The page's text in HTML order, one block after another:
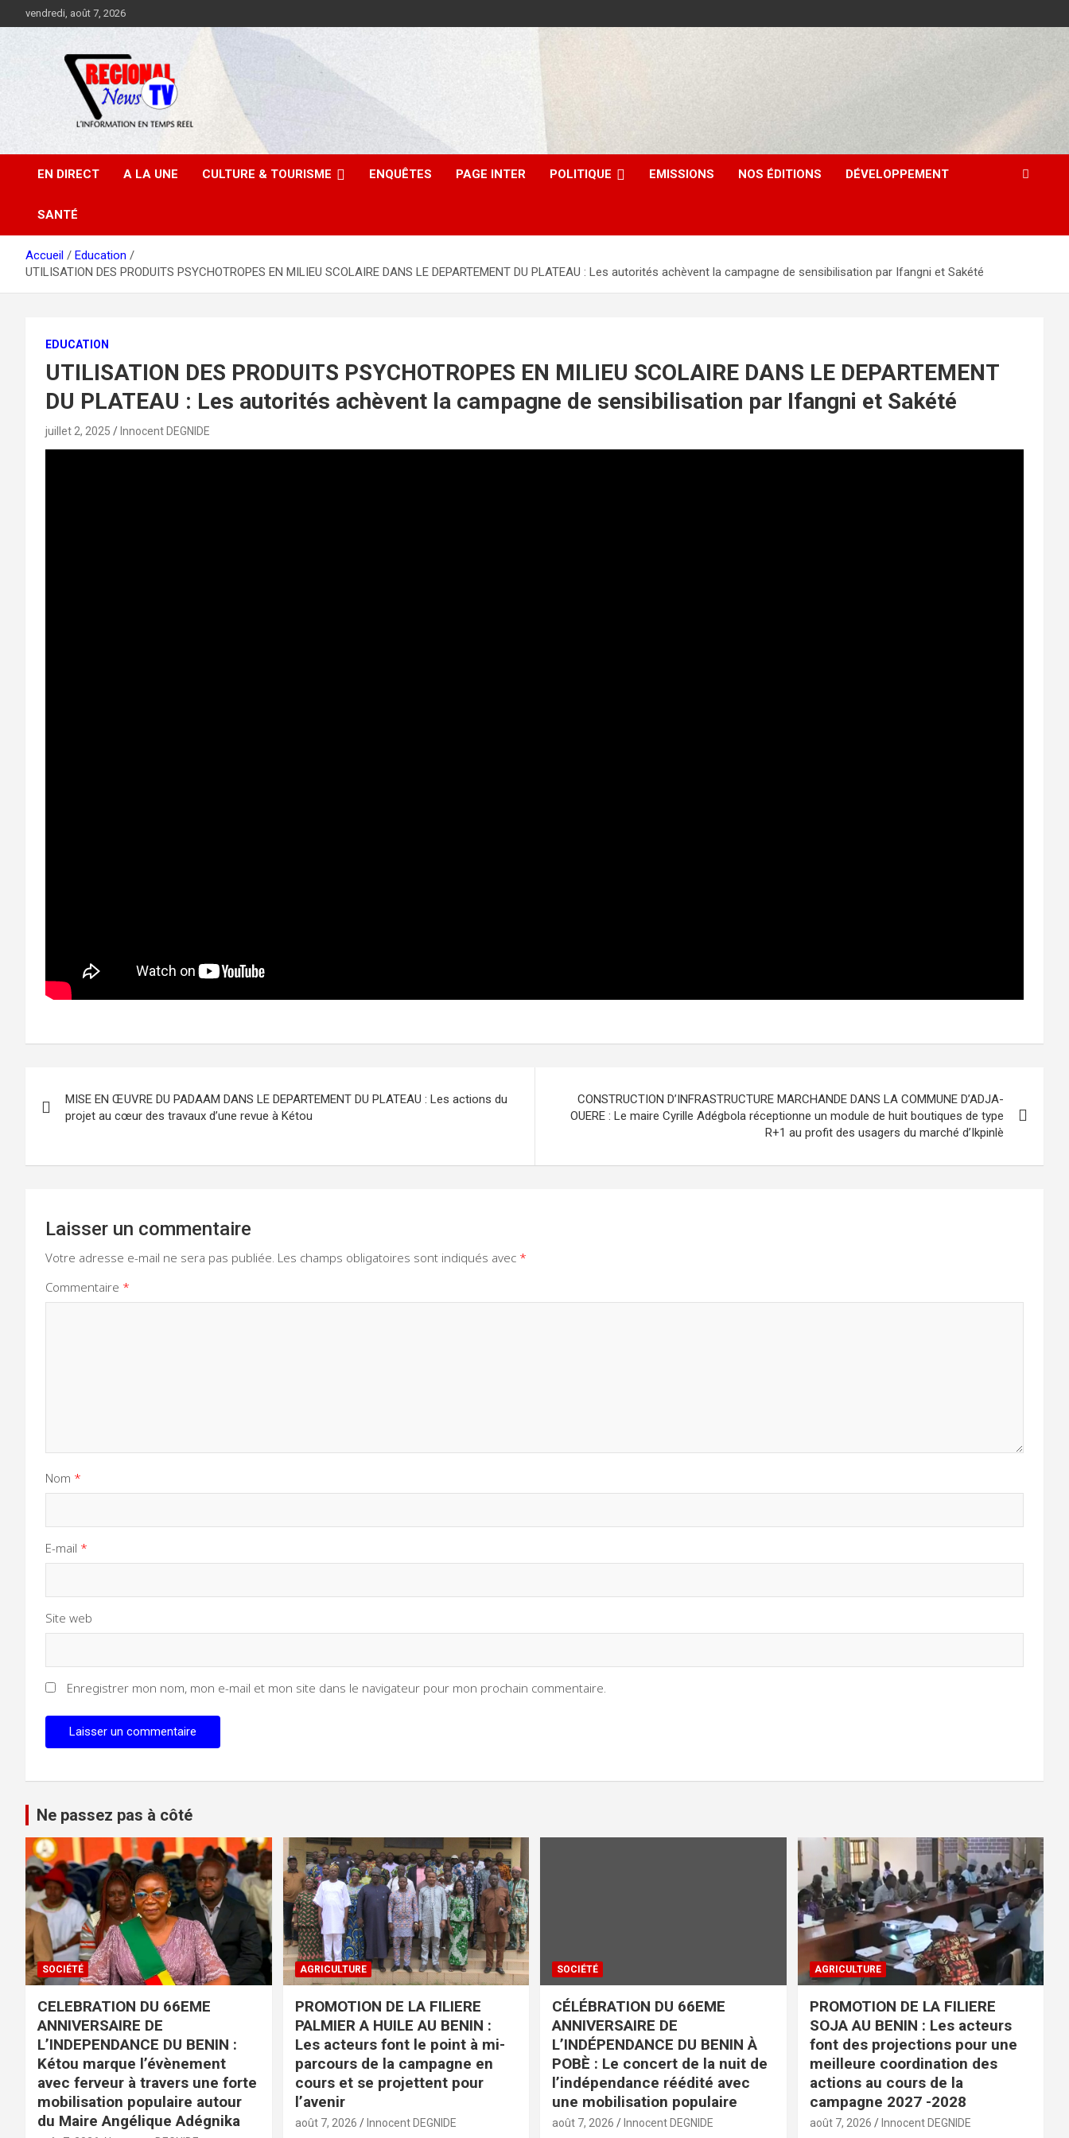
au
vendredi, août 7, 2026
EN DIRECT A LA UNE CULTURE & TOURISME ENQUÊTES PAGE INTER POLITIQUE EMISSIONS NOS ÉDITIONS DÉVELOPPEMENT
SANTÉ
Accueil
Education
UTILISATION DES PRODUITS PSYCHOTROPES EN MILIEU SCOLAIRE DANS LE DEPARTEMENT DU PLATEAU : Les autorités achèvent la campagne de sensibilisation par Ifangni et Sakété
EDUCATION
UTILISATION DES PRODUITS PSYCHOTROPES EN MILIEU SCOLAIRE DANS LE DEPARTEMENT
DU PLATEAU : Les autorités achèvent la campagne de sensibilisation par Ifangni et Sakété
juillet 2, 2025 Innocent DEGNIDE
de
MISE EN ŒUVRE DU PADAAM DANS LE DEPARTEMENT DU PLATEAU : Les actions du
projet au cœur des travaux d’une revue à Kétou
CONSTRUCTION D’INFRASTRUCTURE MARCHANDE DANS LA COMMUNE D’ADJA-
OUERE : Le maire Cyrille Adégbola réceptionne un module de huit boutiques de type
R+1 au profit des usagers du marché d’Ikpinlè
Laisser un commentaire
Votre adresse e-mail ne sera pas publiée. Les champs obligatoires sont indiqués avec *
Commentaire *
Nom *
E-mail *
Site web
Enregistrer mon nom, mon e-mail et mon site dans le navigateur pour mon prochain commentaire.
Ne passez pas à côté
SOCIÉTÉ
CELEBRATION DU 66EME
ANNIVERSAIRE DE
L’INDEPENDANCE DU BENIN :
Kétou marque l’évènement
avec ferveur à travers une forte
mobilisation populaire autour
du Maire Angélique Adégnika
AGRICULTURE
PROMOTION DE LA FILIERE
PALMIER A HUILE AU BENIN :
Les acteurs font le point à mi-
parcours de la campagne en
cours et se projettent pour
l’avenir
août 7, 2026 Innocent DEGNIDE
SOCIÉTÉ
CÉLÉBRATION DU 66EME
ANNIVERSAIRE DE
L’INDÉPENDANCE DU BENIN À
POBÈ : Le concert de la nuit de
l’indépendance réédité avec
une mobilisation populaire
août 7, 2026 Innocent DEGNIDE
AGRICULTURE
PROMOTION DE LA FILIERE
SOJA AU BENIN : Les acteurs
font des projections pour une
meilleure coordination des
actions au cours de la
campagne 2027 -2028
août 7, 2026 Innocent DEGNIDE